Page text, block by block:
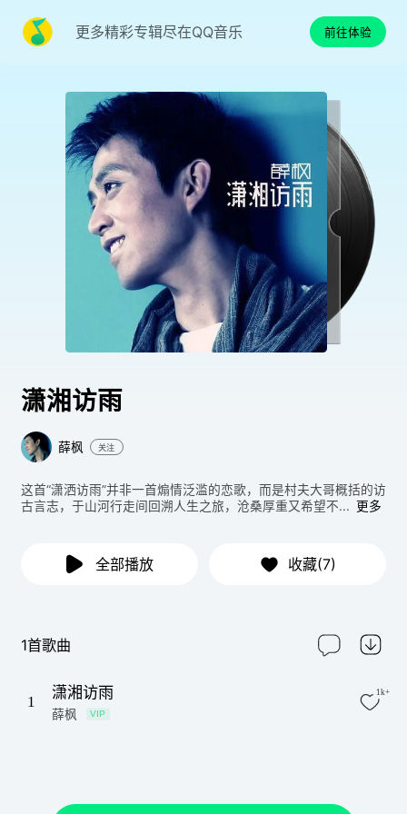
更多精彩专辑尽在QQ音乐 前往体验
潇湘访雨
薛枫 关注
这首“潇洒访雨”并非一首煽情泛滥的恋歌，而是村夫大哥概括的访
古言志，于山河行走间回溯人生之旅，沧桑厚重又希望不... 更多
全部播放 收藏(7)
1首歌曲
1
潇湘访雨
薛枫 VIP
1k+